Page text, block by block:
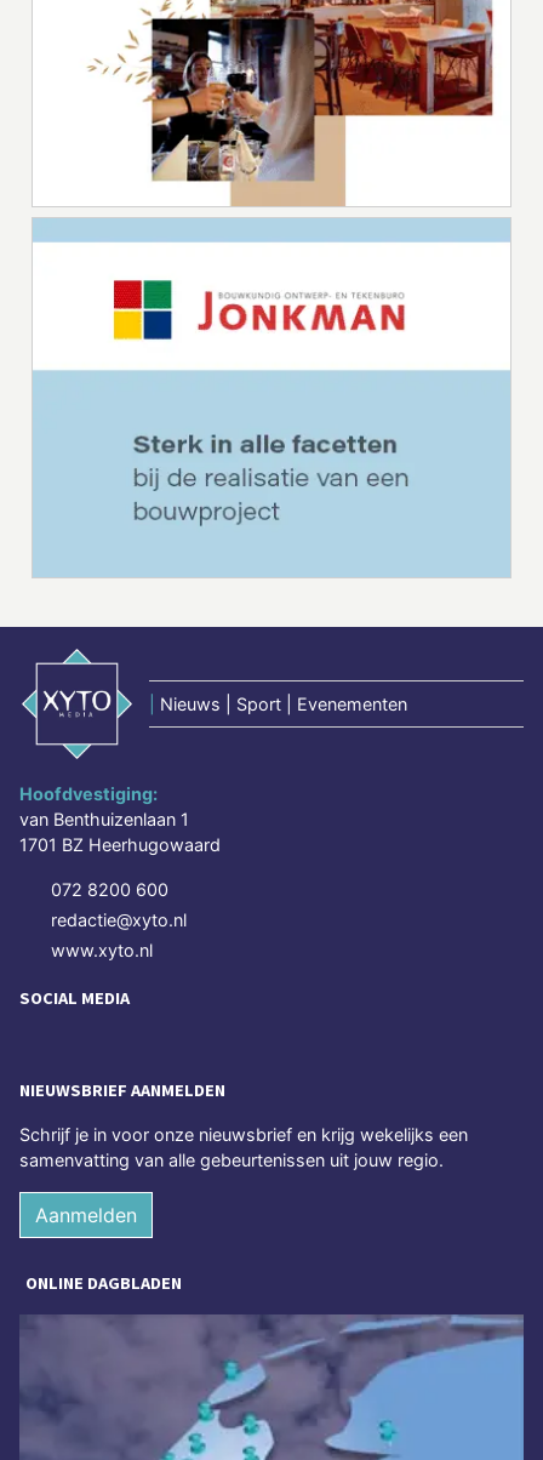
Nieuws | Sport | Evenementen
Hoofdvestiging:
van Benthuizenlaan 1
1701 BZ Heerhugowaard
072 8200 600
redactie@xyto.nl
www.xyto.nl
SOCIAL MEDIA
NIEUWSBRIEF AANMELDEN
Schrijf je in voor onze nieuwsbrief en krijg wekelijks een
samenvatting van alle gebeurtenissen uit jouw regio.
Aanmelden
ONLINE DAGBLADEN